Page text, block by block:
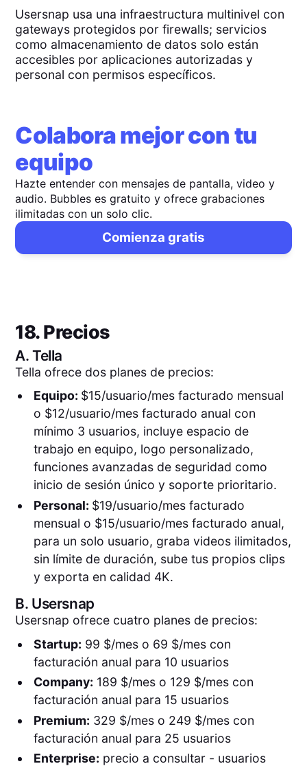
Usersnap usa una infraestructura multinivel con
gateways protegidos por firewalls; servicios
como almacenamiento de datos solo están
accesibles por aplicaciones autorizadas y
personal con permisos específicos.
Colabora mejor con tu
equipo
Hazte entender con mensajes de pantalla, video y
audio. Bubbles es gratuito y ofrece grabaciones
ilimitadas con un solo clic.
Comienza gratis
18. Precios
A.Tella
Tella ofrece dos planes de precios:
Equipo: $15/usuario/mes facturado mensual
o $12/usuario/mes facturado anual con
mínimo 3 usuarios, incluye espacio de
trabajo en equipo, logo personalizado,
funciones avanzadas de seguridad como
inicio de sesión único y soporte prioritario.
Personal: $19/usuario/mes facturado
mensual o $15/usuario/mes facturado anual,
para un solo usuario, graba videos ilimitados,
sin límite de duración, sube tus propios clips
y exporta en calidad 4K.
B. Usersnap
Usersnap ofrece cuatro planes de precios:
Startup: 99 $/mes o 69 $/mes con
facturación anual para 10 usuarios
Company: 189 $/mes o 129 $/mes con
facturación anual para 15 usuarios
Premium: 329 $/mes o 249 $/mes con
facturación anual para 25 usuarios
Enterprise: precio a consultar - usuarios